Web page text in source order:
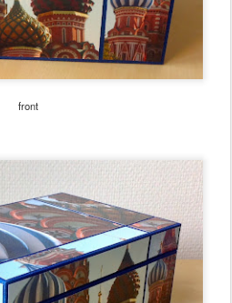
front